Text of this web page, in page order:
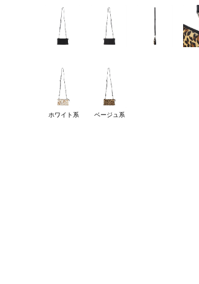
ホワイト系 ベージュ系